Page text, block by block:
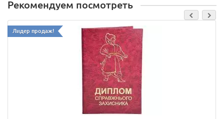
Рекомендуем посмотреть
Лидер продаж!